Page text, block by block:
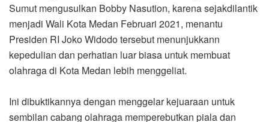
Sumut mengusulkan Bobby Nasution, karena sejakdilantik
menjadi Wali Kota Medan Februari 2021, menantu
Presiden RI Joko Widodo tersebut menunjukkann
kepedulian dan perhatian luar biasa untuk membuat
olahraga di Kota Medan lebih menggeliat.
Ini dibuktikannya dengan menggelar kejuaraan untuk
sembilan cabang olahraga memperebutkan piala dan